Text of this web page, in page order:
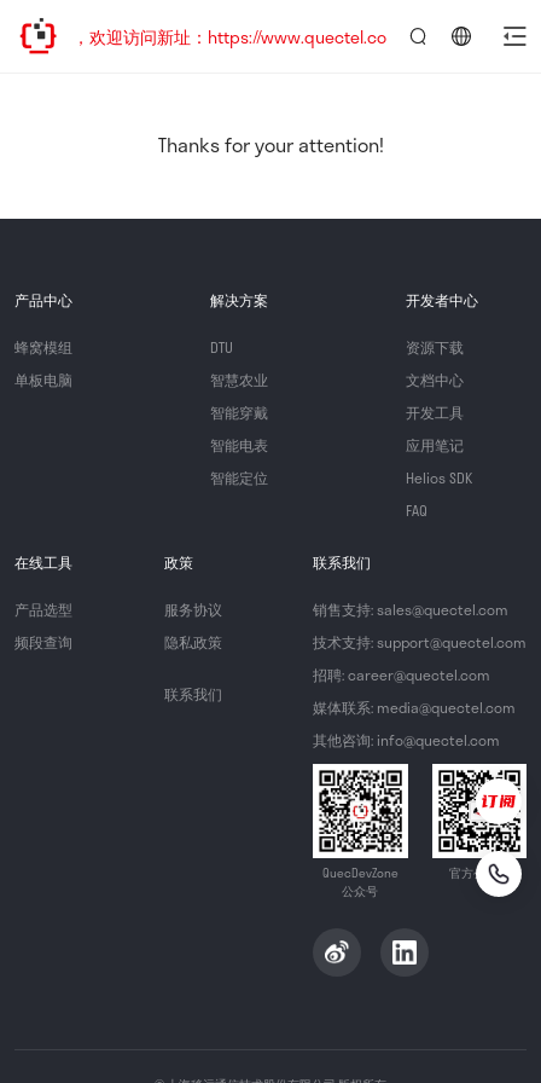
已迁移，欢迎访问新址：https://www.quectel.com.cn
Thanks for your attention!
产品中心
蜂窝模组
单板电脑
解决方案
DTU
智慧农业
智能穿戴
智能电表
智能定位
开发者中心
资源下载
文档中心
开发工具
应用笔记
Helios SDK
FAQ
在线工具
产品选型
频段查询
政策
服务协议
隐私政策
联系我们
联系我们
销售支持: sales@quectel.com
技术支持: support@quectel.com
招聘: career@quectel.com
媒体联系: media@quectel.com
其他咨询: info@quectel.com
QuecDevZone
公众号
官方公众号